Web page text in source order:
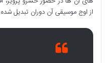
از اوج موسیقی آن دوران تبدیل